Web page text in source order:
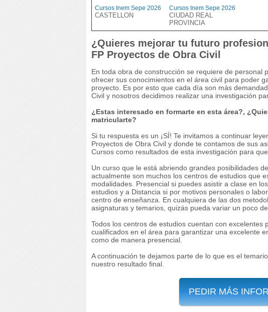
Cursos Inem Sepe 2026
CASTELLON
Cursos Inem Sepe 2026
CIUDAD REAL
PROVINCIA
¿Quieres mejorar tu futuro
FP Proyectos de Obra Civil
En toda obra de construcción se requiere de personal
ofrecer sus conocimientos en el área civil para poder
proyecto. Es por esto que cada día son más
Civil y nosotros decidimos realizar una investigación
¿Estas interesado en formarte en esta área?,
matricularte?
Si tu respuesta es un ¡SÍ! Te invitamos a continuar
Proyectos de Obra Civil y donde te contamos de sus
Cursos como resultados de esta investigación para
Un curso que le está abriendo grandes posibilidades
actualmente son muchos los centros de estudios que
modalidades. Presencial si puedes asistir a clase en
estudios y a Distancia si por motivos personales o
centro de enseñanza. En cualquiera de las dos
asignaturas y temarios, quizás pueda variar un poco
Todos los centros de estudios cuentan con excelentes
cualificados en el área para garantizar una excelente
como de manera presencial.
A continuación te dejamos parte de lo que es el
nuestro resultado final.
PEDIR MÁS